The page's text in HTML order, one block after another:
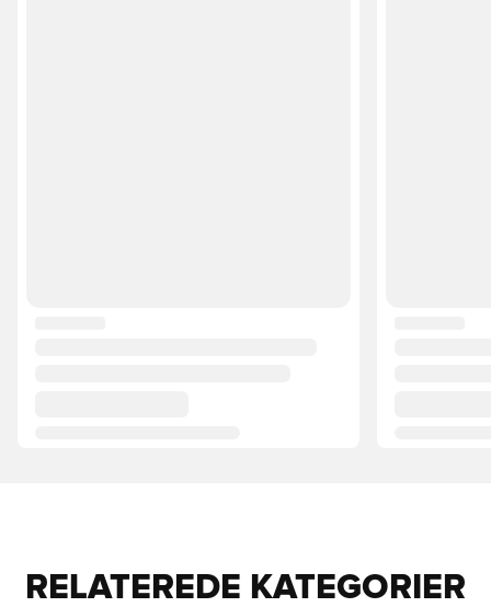
RELATEREDE KATEGORIER